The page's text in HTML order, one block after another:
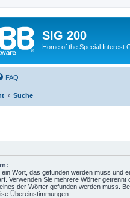
SIG 200
Home of the Special Interest
FAQ
Suche
ein Wort, das gefunden werden muss und
Verwenden Sie mehrere Wörter getrennt
der Wörter gefunden werden muss.
Übereinstimmungen.